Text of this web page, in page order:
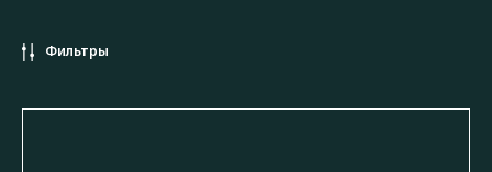
Фильтры